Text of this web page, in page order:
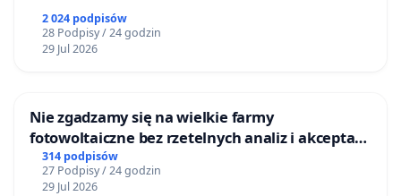
2 024 podpisów
28 Podpisy / 24 godzin
29 Jul 2026
Nie zgadzamy się na wielkie farmy
fotowoltaiczne bez rzetelnych analiz i akceptacji
mieszkańców
314 podpisów
27 Podpisy / 24 godzin
29 Jul 2026